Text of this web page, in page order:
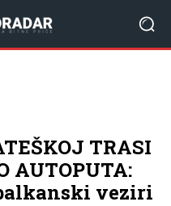
TRASI
AUTOPUTA:
veziri